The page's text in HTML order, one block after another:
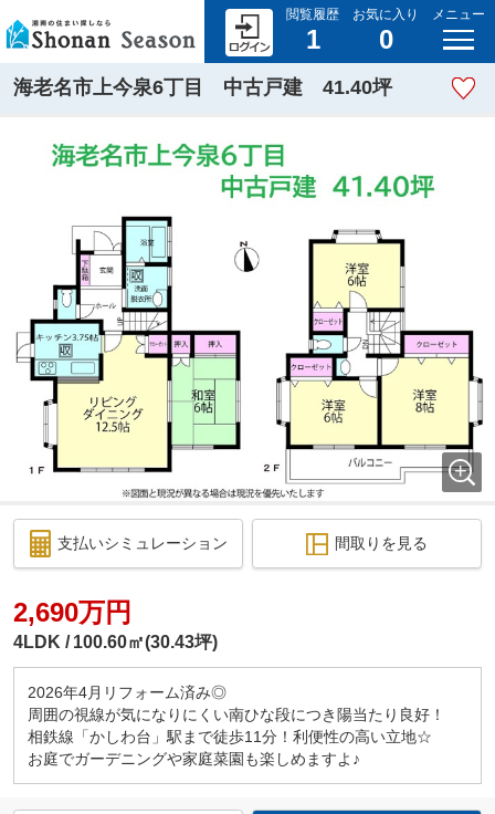
閲覧履歴
1
お気に入り
0
メニュー
海老名市上今泉6丁目 中古戸建 41.40坪
支払いシミュレーション 間取りを見る
2,690万円
4LDK 100.60㎡(30.43坪)
2026年4月リフォーム済み◎
周囲の視線が気になりにくい南ひな段につき陽当たり良好！
相鉄線「かしわ台」駅まで徒歩11分！利便性の高い立地☆
お庭でガーデニングや家庭菜園も楽しめますよ♪